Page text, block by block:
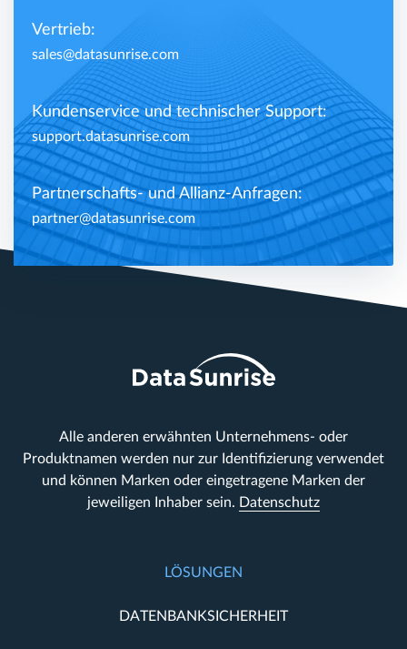
Vertrieb:
sales@datasunrise.com
Kundenservice und technischer Support:
support.datasunrise.com
Partnerschafts- und Allianz-Anfragen:
partner@datasunrise.com
Alle anderen erwähnten Unternehmens- oder
Produktnamen werden nur zur Identifizierung verwendet
und können Marken oder eingetragene Marken der
jeweiligen Inhaber sein. Datenschutz
LÖSUNGEN
DATENBANKSICHERHEIT